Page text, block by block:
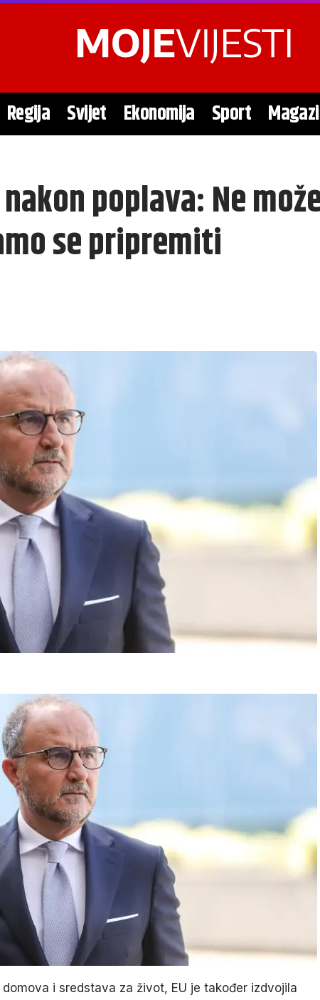
Regija Svijet Ekonomija Sport
poplava: Ne
se pripremiti
i sredstava za život, EU je također izdvojila